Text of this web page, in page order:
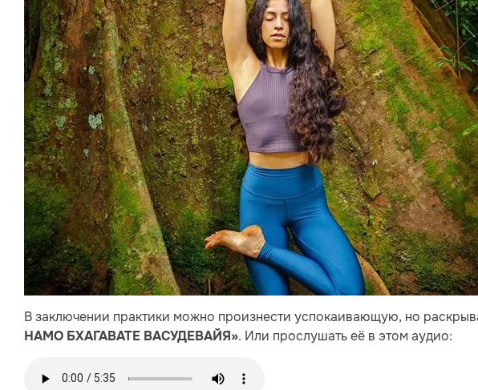
В заключении практики можно произнести успокаивающую, но
НАМО БХАГАВАТЕ ВАСУДЕВАЙЯ». Или прослушать её в этом аудио: